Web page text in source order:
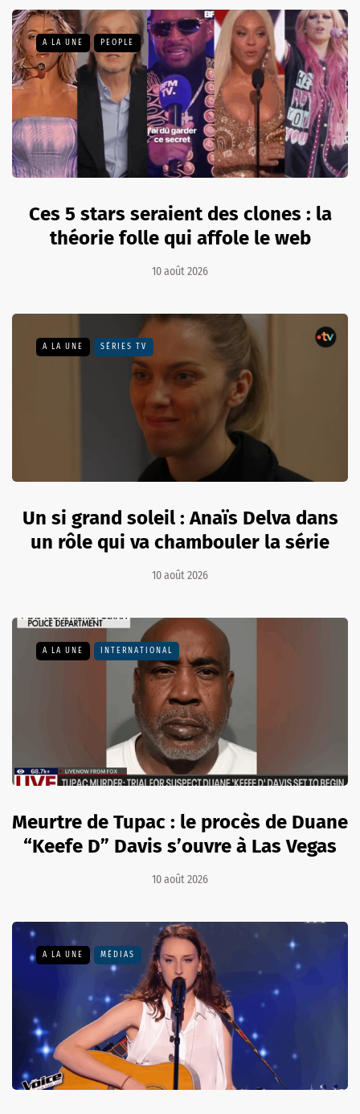
A LA UNE PEOPLE
Ces 5 stars seraient des clones : la
théorie folle qui affole le web
10 août 2026
A LA UNE SÉRIES TV
Un si grand soleil : Anaïs Delva dans
un rôle qui va chambouler la série
10 août 2026
A LA UNE INTERNATIONAL
Meurtre de Tupac : le procès de Duane
“Keefe D” Davis s’ouvre à Las Vegas
10 août 2026
A LA UNE MÉDIAS